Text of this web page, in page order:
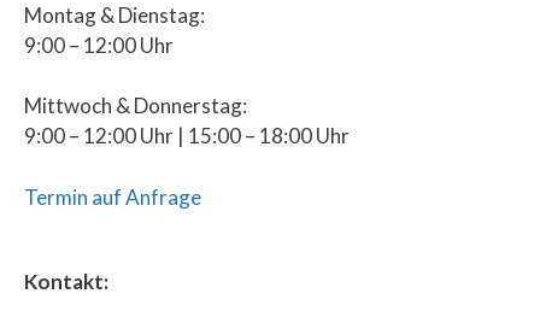
Montag & Dienstag:
9:00 – 12:00 Uhr
Mittwoch & Donnerstag:
9:00 – 12:00 Uhr | 15:00 – 18:00 Uhr
Termin auf Anfrage
Kontakt: